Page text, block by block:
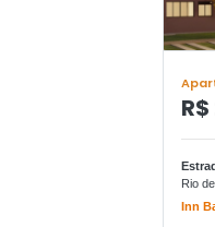
Rio
Inn